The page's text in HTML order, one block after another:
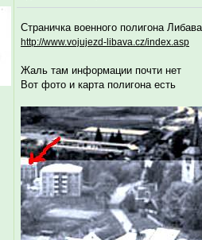
Страничка военного полигона
http://www.vojujezd-libava.cz/index.asp
Жаль там информации почти нет
Вот фото и карта полигона есть